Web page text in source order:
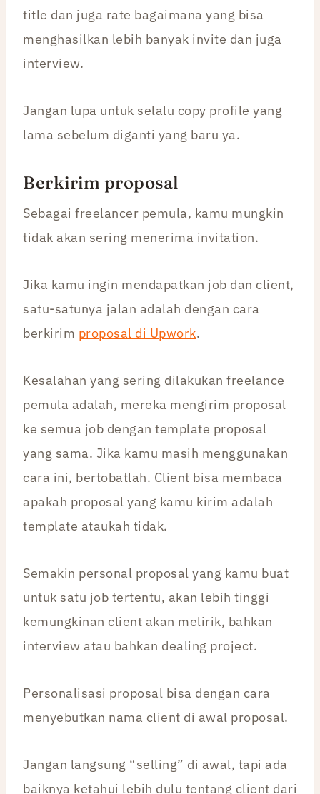
title dan juga rate bagaimana yang bisa
menghasilkan lebih banyak invite dan juga
interview.
Jangan lupa untuk selalu copy profile yang
lama sebelum diganti yang baru ya.
Berkirim proposal
Sebagai freelancer pemula, kamu mungkin
tidak akan sering menerima invitation.
Jika kamu ingin mendapatkan job dan client,
satu-satunya jalan adalah dengan cara
berkirim proposal di Upwork.
Kesalahan yang sering dilakukan freelance
pemula adalah, mereka mengirim proposal
ke semua job dengan template proposal
yang sama. Jika kamu masih menggunakan
cara ini, bertobatlah. Client bisa membaca
apakah proposal yang kamu kirim adalah
template ataukah tidak.
Semakin personal proposal yang kamu buat
untuk satu job tertentu, akan lebih tinggi
kemungkinan client akan melirik, bahkan
interview atau bahkan dealing project.
Personalisasi proposal bisa dengan cara
menyebutkan nama client di awal proposal.
Jangan langsung “selling” di awal, tapi ada
baiknya ketahui lebih dulu tentang client dari